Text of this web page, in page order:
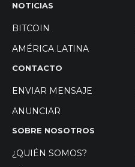
NOTICIAS
BITCOIN
AMÉRICA LATINA
CONTACTO
ENVIAR MENSAJE
ANUNCIAR
SOBRE NOSOTROS
¿QUIÉN SOMOS?